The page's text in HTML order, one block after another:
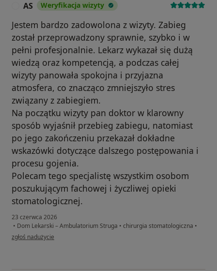
AS Weryfikacja wizyty
Jestem bardzo zadowolona z wizyty. Zabieg
został przeprowadzony sprawnie, szybko i w
pełni profesjonalnie. Lekarz wykazał się dużą
wiedzą oraz kompetencją, a podczas całej
wizyty panowała spokojna i przyjazna
atmosfera, co znacząco zmniejszyło stres
związany z zabiegiem.
Na początku wizyty pan doktor w klarowny
sposób wyjaśnił przebieg zabiegu, natomiast
po jego zakończeniu przekazał dokładne
wskazówki dotyczące dalszego postępowania i
procesu gojenia.
Polecam tego specjalistę wszystkim osobom
poszukującym fachowej i życzliwej opieki
stomatologicznej.
23 czerwca 2026
• Dom Lekarski – Ambulatorium Struga • chirurgia stomatologiczna •
w opinii użytkownika AS
zgłoś nadużycie